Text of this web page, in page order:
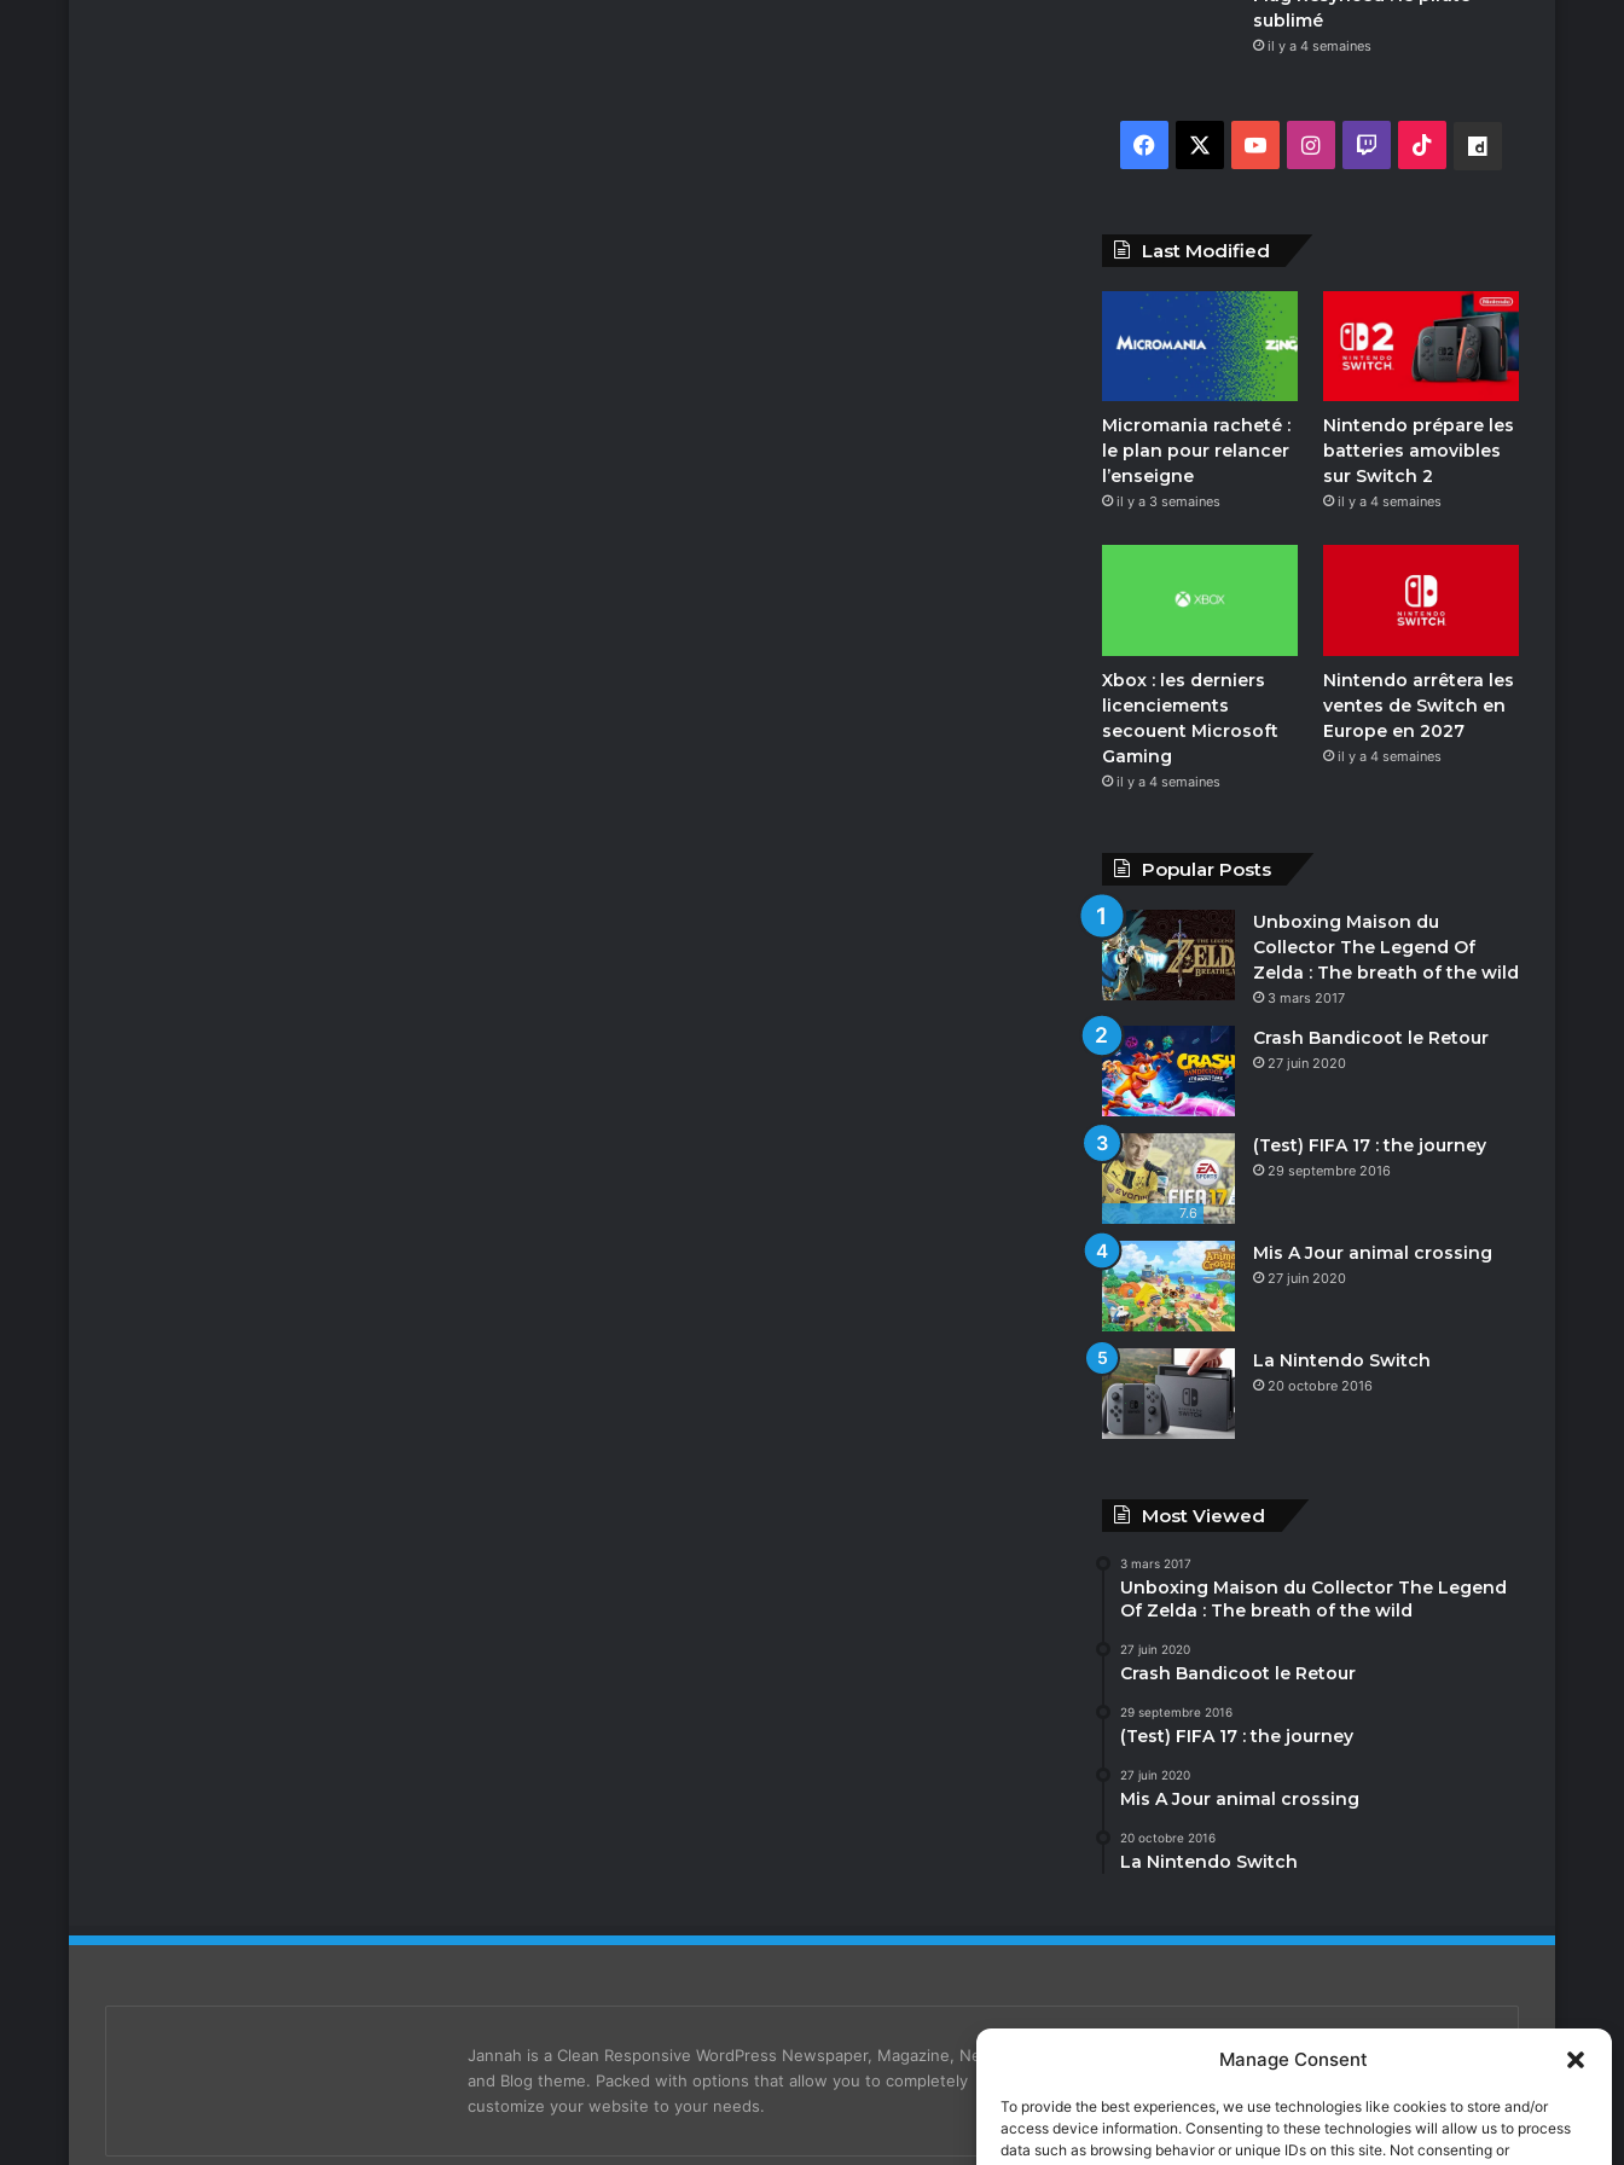
Manage Consent
To provide the best experiences, we use technologies like cookies to store and/or
access device information. Consenting to these technologies will allow us to process
data such as browsing behavior or unique IDs on this site. Not consenting or
sublimé
il y a 4 semaines
F
c
e
b
o
k
Y
u
T
u
b
e
I
t
r
a
t
c
T
o
k
l
y
m
o
Last Modified
Micromania racheté :
le plan pour relancer
l’enseigne
il y a 3 semaines
Nintendo prépare les
batteries amovibles
sur Switch 2
il y a 4 semaines
Xbox : les derniers
licenciements
secouent Microsoft
Gaming
il y a 4 semaines
Nintendo arrêtera les
ventes de Switch en
Europe en 2027
il y a 4 semaines
Popular Posts
Unboxing Maison du
Collector The Legend Of
Zelda : The breath of the wild
3 mars 2017
Crash Bandicoot le Retour
27 juin 2020
7.6
(Test) FIFA 17 : the journey
29 septembre 2016
Mis A Jour animal crossing
27 juin 2020
La Nintendo Switch
20 octobre 2016
Most Viewed
3 mars 2017
Unboxing Maison du Collector The Legend
Of Zelda : The breath of the wild
27 juin 2020
Crash Bandicoot le Retour
29 septembre 2016
(Test) FIFA 17 : the journey
27 juin 2020
Mis A Jour animal crossing
20 octobre 2016
La Nintendo Switch
Jannah is a Clean Responsive WordPress Newspaper, Magazine, News
and Blog theme. Packed with options that allow you to completely
customize your website to your needs.
YouTubeInstagram
Twitch Dailymotion